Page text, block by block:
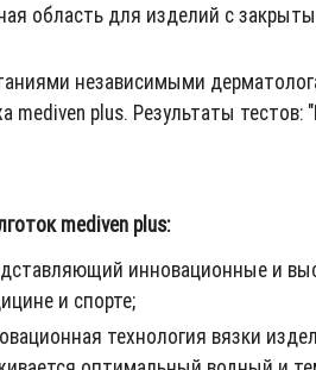
область для изделий с
независимыми
plus. Результаты
mediven plus:
инновационные и
и спорте;
технология вязки